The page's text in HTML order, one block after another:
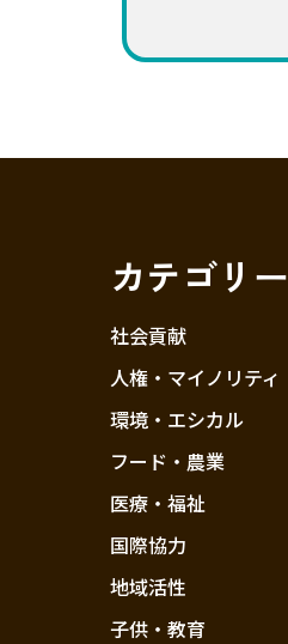
カテゴリー
社会貢献
人権・マイノリティ
環境・エシカル
フード・農業
医療・福祉
国際協力
地域活性
子供・教育